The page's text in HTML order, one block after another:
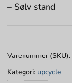
– Sølv stand
Varenummer (SKU):
Kategori: upcycle